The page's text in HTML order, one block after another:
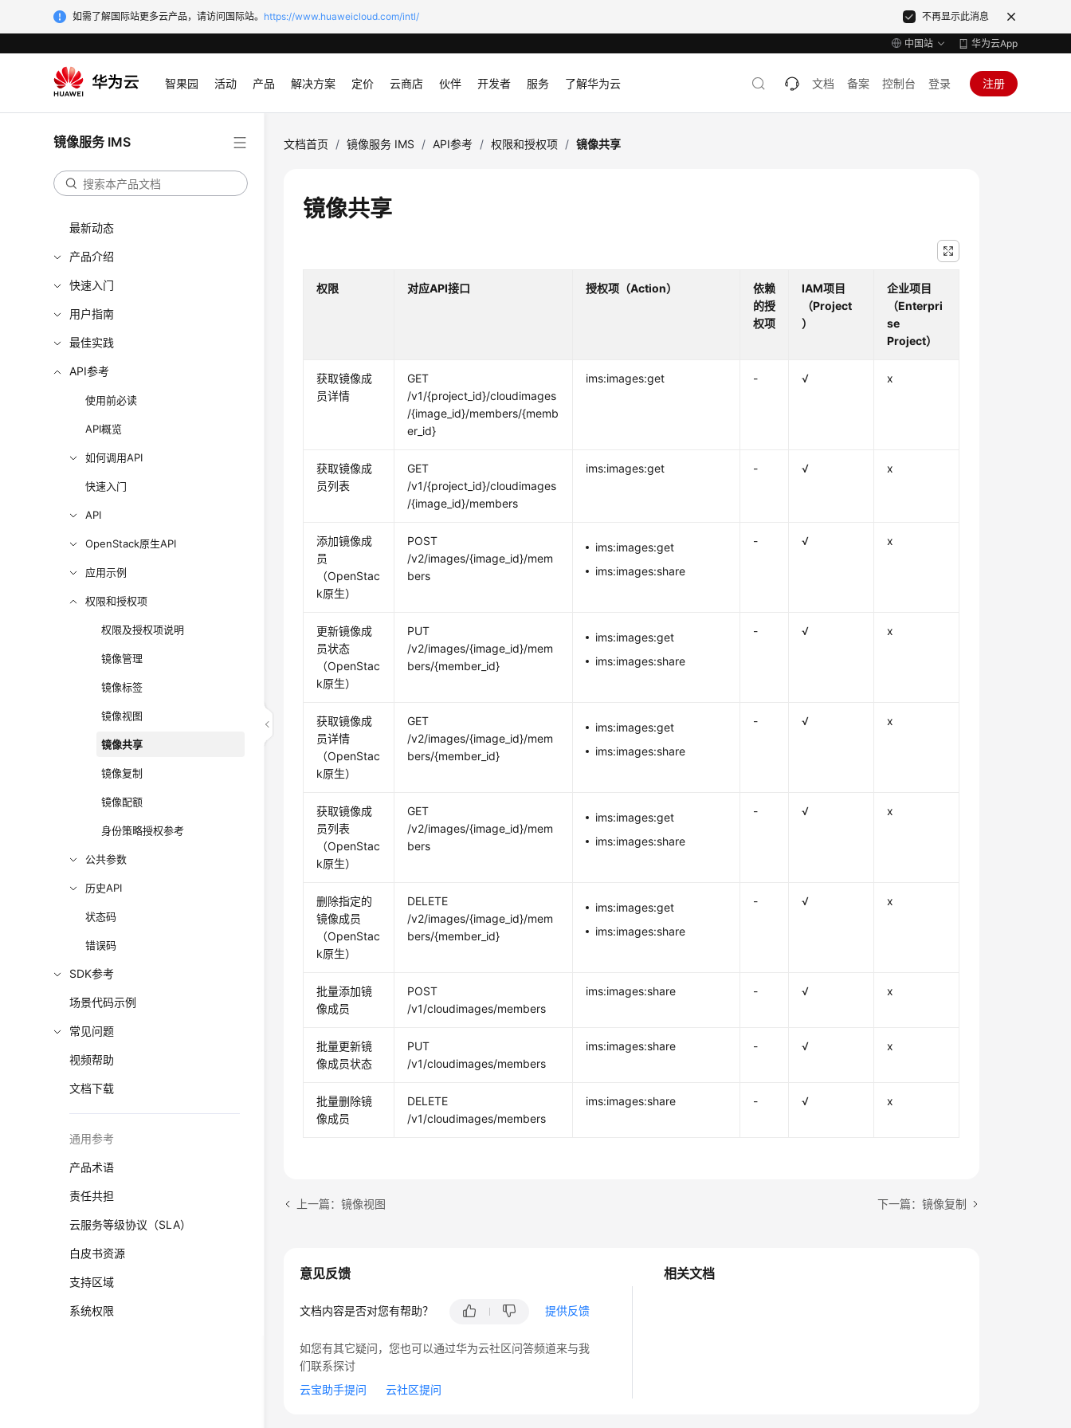
如需了解国际站更多云产品，请访问国际站。 https://www.huaweicloud.com/intl/ 不再显示此消息
中国站 华为云App
智果园 活动 产品 解决方案 定价 云商店 伙伴 开发者 服务 了解华为云 文档 备案 控制台 登录 注册
镜像服务 IMS
最新动态
产品介绍
快速入门
用户指南
最佳实践
API参考
使用前必读
API概览
如何调用API
快速入门
API
OpenStack原生API
应用示例
权限和授权项
权限及授权项说明
镜像管理
镜像标签
镜像视图
镜像共享
镜像复制
镜像配额
身份策略授权参考
公共参数
历史API
状态码
错误码
SDK参考
场景代码示例
常见问题
视频帮助
文档下载
通用参考
产品术语
责任共担
云服务等级协议（SLA）
白皮书资源
支持区域
系统权限
文档首页 / 镜像服务 IMS / API参考 / 权限和授权项 / 镜像共享
镜像共享
权限 对应API接口 授权项（Action）
依赖
的授
权项
IAM项目
（Project
）
企业项目
（Enterpri
se
Project）
获取镜像成
员详情
GET
/v1/{project_id}/cloudimages
/{image_id}/members/{memb
er_id}
ims:images:get - √ x
获取镜像成
员列表
GET
/v1/{project_id}/cloudimages
/{image_id}/members
ims:images:get - √ x
添加镜像成
员
（OpenStac
k原生）
POST
/v2/images/{image_id}/mem
bers
ims:images:get
ims:images:share
- √ x
更新镜像成
员状态
（OpenStac
k原生）
PUT
/v2/images/{image_id}/mem
bers/{member_id}
ims:images:get
ims:images:share
- √ x
获取镜像成
员详情
（OpenStac
k原生）
GET
/v2/images/{image_id}/mem
bers/{member_id}
ims:images:get
ims:images:share
- √ x
获取镜像成
员列表
（OpenStac
k原生）
GET
/v2/images/{image_id}/mem
bers
ims:images:get
ims:images:share
- √ x
删除指定的
镜像成员
（OpenStac
k原生）
DELETE
/v2/images/{image_id}/mem
bers/{member_id}
ims:images:get
ims:images:share
- √ x
批量添加镜
像成员
POST
/v1/cloudimages/members
ims:images:share - √ x
批量更新镜
像成员状态
PUT
/v1/cloudimages/members
ims:images:share - √ x
批量删除镜
像成员
DELETE
/v1/cloudimages/members
ims:images:share - √ x
上一篇：镜像视图 下一篇：镜像复制
相关文档
意见反馈
文档内容是否对您有帮助？ 提供反馈
如您有其它疑问，您也可以通过华为云社区问答频道来与我
们联系探讨
云宝助手提问
云社区提问